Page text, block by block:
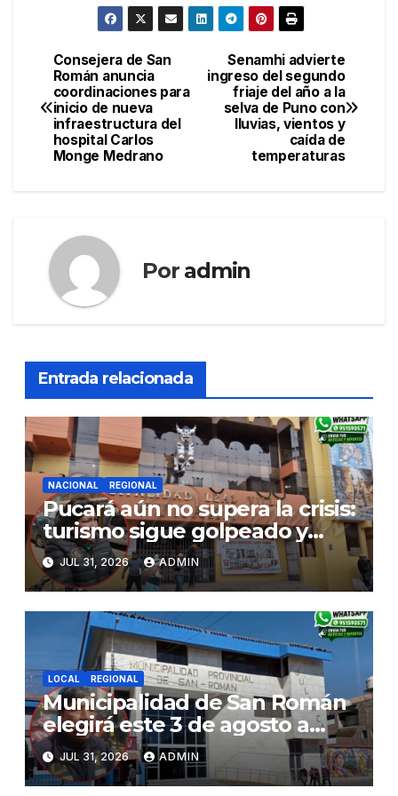
Navegación
de
entradas
Senamhi advierte
ingreso del segundo
friaje del año a la
selva de Puno con
lluvias, vientos y
caída de
temperaturas
Consejera de San
Román anuncia
coordinaciones para
inicio de nueva
infraestructura del
hospital Carlos
Monge Medrano
Por admin
Entrada relacionada
NACIONAL REGIONAL
Pucará aún no supera la crisis:
turismo sigue golpeado y
alcaldesa exige al nuevo
Gobierno fondos para obras
paralizadas
JUL 31, 2026 ADMIN
LOCAL REGIONAL
Municipalidad de San Román
elegirá este 3 de agosto a
representantes del Comité
de Seguridad y Salud en el
JUL 31, 2026 ADMIN